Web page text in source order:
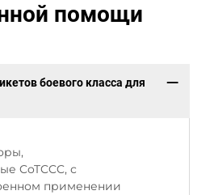
помощи
боевого класса для
CoTCCC, с
применении